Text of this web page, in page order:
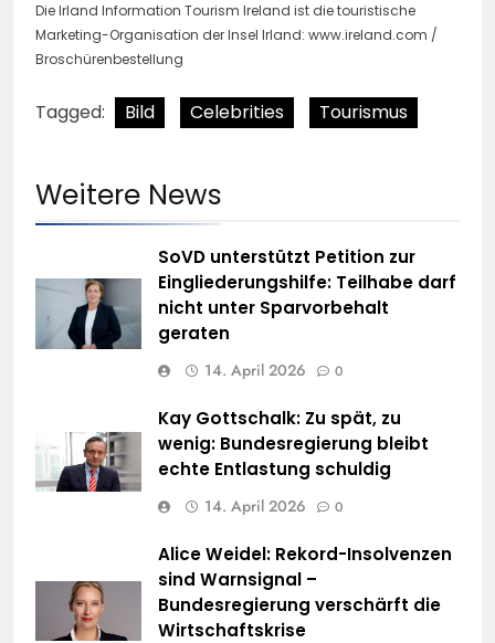
Die Irland Information Tourism Ireland ist die touristische
Marketing-Organisation der Insel Irland: www.ireland.com /
Broschürenbestellung
Tagged: Bild Celebrities Tourismus
Weitere News
SoVD unterstützt Petition zur
Eingliederungshilfe: Teilhabe darf
nicht unter Sparvorbehalt
geraten
14. April 2026 0
Kay Gottschalk: Zu spät, zu
wenig: Bundesregierung bleibt
echte Entlastung schuldig
14. April 2026 0
Alice Weidel: Rekord-Insolvenzen
sind Warnsignal –
Bundesregierung verschärft die
Wirtschaftskrise